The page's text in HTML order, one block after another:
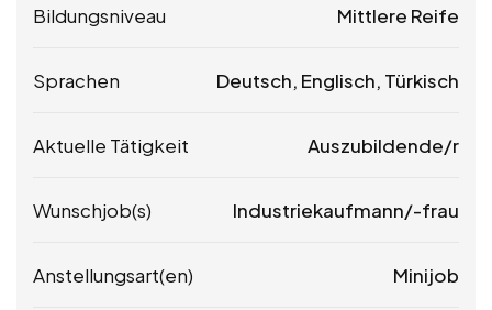
Bildungsniveau Mittlere Reife
Sprachen Deutsch, Englisch, Türkisch
Aktuelle Tätigkeit Auszubildende/r
Wunschjob(s) Industriekaufmann/-frau
Anstellungsart(en) Minijob